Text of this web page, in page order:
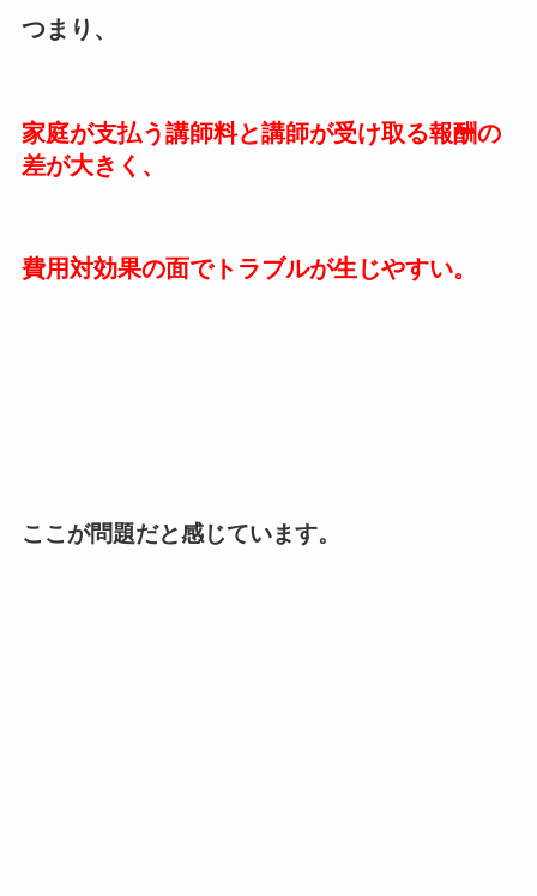
つまり、
家庭が支払う講師料と講師が受け取る報酬の
差が大きく、
費用対効果の面でトラブルが生じやすい。
ここが問題だと感じています。